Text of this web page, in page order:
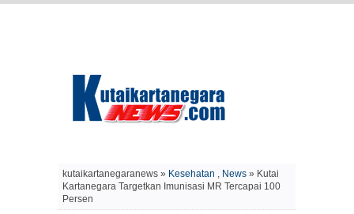
kutaikartanegaranews » Kesehatan , News » Kutai
Kartanegara Targetkan Imunisasi MR Tercapai 100
Persen